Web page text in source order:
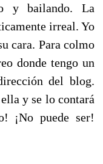
y bailando. La
irreal. Yo
cara. Para colmo
donde tengo un
del blog.
y se lo contará
¡No puede ser!